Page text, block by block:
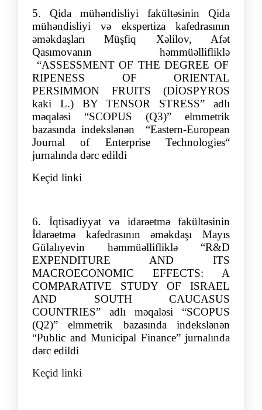
5.
Qida mühəndisliyi fakültəsinin Qida
mühəndisliyi və ekspertiza kafedrasının
əməkdaşları Müşfiq
Xəlilov, Afət
Qasımovanın
həmmüəllifliklə
“ASSESSMENT OF THE DEGREE OF
RIPENESS OF ORIENTAL
PERSIMMON FRUITS (DİOSPYROS
kaki L.) BY TENSOR STRESS” adlı
məqaləsi “SCOPUS (Q3)” elmmetrik
bazasında indekslənən “Eastern-European
Journal of Enterprise Technologies“
jurnalında dərc edildi
Keçid linki
6.
İqtisadiyyat və idarəetmə fakültəsinin
İdarəetmə kafedrasının əməkdaşı Mayıs
Gülalıyevin həmmüəllifliklə “R&D
EXPENDITURE AND ITS
MACROECONOMIC EFFECTS: A
COMPARATIVE STUDY OF ISRAEL
AND SOUTH CAUCASUS
COUNTRIES” adlı məqaləsi “SCOPUS
(Q2)” elmmetrik bazasında indekslənən
“Public and Municipal Finance”jurnalında
dərc edildi
Keçid linki